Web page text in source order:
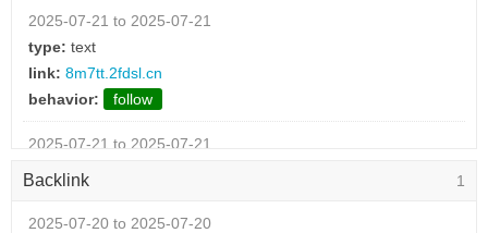
2025-07-21 to 2025-07-21
type: text
link: 8m7tt.2fdsl.cn
behavior:
follow
2025-07-21 to 2025-07-21
type:
text
behavior:
follow
1
Backlink
2025-07-20 to 2025-07-20